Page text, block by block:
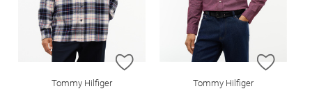
ZUR WUNSCHLISTE HINZUFÜGEN
Tommy Hilfiger
ZUR
Tommy Hilfiger